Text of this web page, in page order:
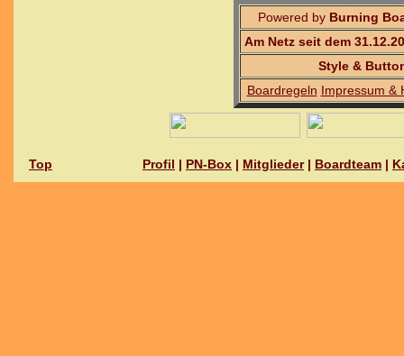
Powered by Burning
Am Netz seit dem
Style &
Boardregeln Impressum &
Top Profil | PN-Box | Mitglieder| Boardteam |